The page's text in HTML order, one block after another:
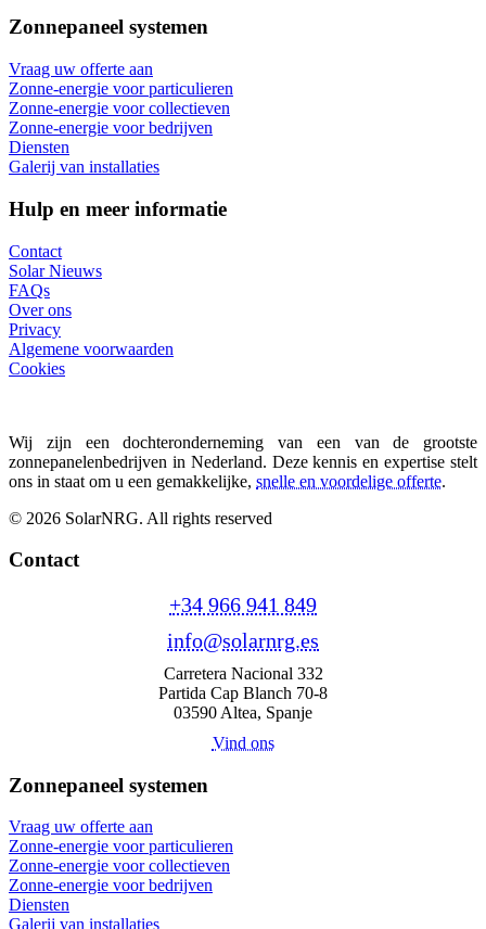
Zonnepaneel systemen
Vraag uw offerte aan
Zonne-energie voor particulieren
Zonne-energie voor collectieven
Zonne-energie voor bedrijven
Diensten
Galerij van installaties
Hulp en meer informatie
Contact
Solar Nieuws
FAQs
Over ons
Privacy
Algemene voorwaarden
Cookies
Wij zijn een dochteronderneming van een van de grootste
zonnepanelenbedrijven in Nederland. Deze kennis en expertise stelt
ons in staat om u een gemakkelijke, snelle en voordelige offerte.
© 2026 SolarNRG. All rights reserved
Contact
+34 966 941 849
info@solarnrg.es
Carretera Nacional 332
Partida Cap Blanch 70-8
03590 Altea, Spanje
Vind ons
Zonnepaneel systemen
Vraag uw offerte aan
Zonne-energie voor particulieren
Zonne-energie voor collectieven
Zonne-energie voor bedrijven
Diensten
Galerij van installaties